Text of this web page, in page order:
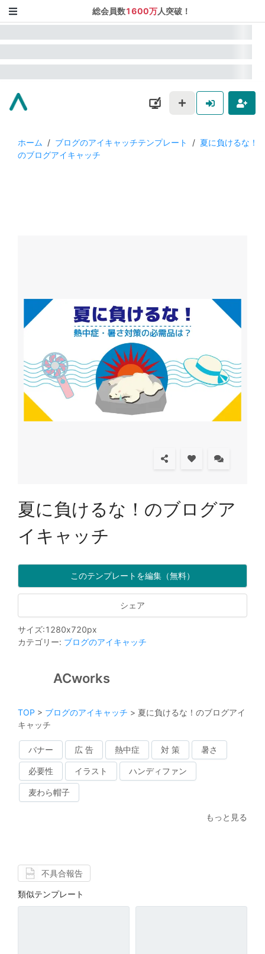
総会員数1600万人突破！
ホーム / ブログのアイキャッチテンプレート / 夏に負けるな！
のブログアイキャッチ
夏に負けるな！のブログア
イキャッチ
このテンプレートを編集（無料）
シェア
サイズ:1280x720px
カテゴリー: ブログのアイキャッチ
ACworks
TOP > ブログのアイキャッチ > 夏に負けるな！のブログアイ
キャッチ
バナー 広 告 熱中症 対 策 暑さ
必要性 イラスト ハンディファン
麦わら帽子
もっと見る
不具合報告
類似テンプレート